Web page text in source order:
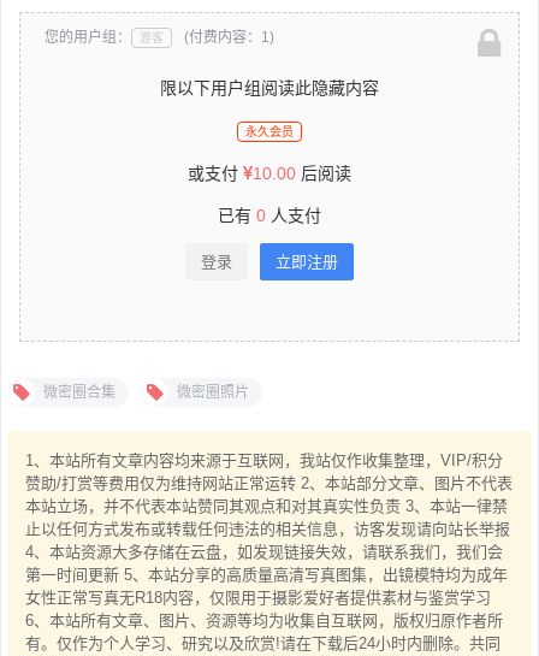
您的用户组： 游客 (付费内容：1)
限以下用户组阅读此隐藏内容
永久会员
或支付 10.00 后阅读
已有 0 人支付
登录 立即注册
微密圈合集 微密圈照片
1、本站所有文章内容均来源于互联网，我站仅作收集整理，VIP/积分
赞助/打赏等费用仅为维持网站正常运转 2、本站部分文章、图片不代表
本站立场，并不代表本站赞同其观点和对其真实性负责 3、本站一律禁
止以任何方式发布或转载任何违法的相关信息，访客发现请向站长举报
4、本站资源大多存储在云盘，如发现链接失效，请联系我们，我们会
第一时间更新 5、本站分享的高质量高清写真图集，出镜模特均为成年
女性正常写真无R18内容，仅限用于摄影爱好者提供素材与鉴赏学习
6、本站所有文章、图片、资源等均为收集自互联网，版权归原作者所
有。仅作为个人学习、研究以及欣赏!请在下载后24小时内删除。共同